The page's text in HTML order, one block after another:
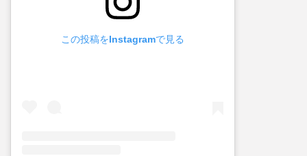
この投稿をInstagramで見る